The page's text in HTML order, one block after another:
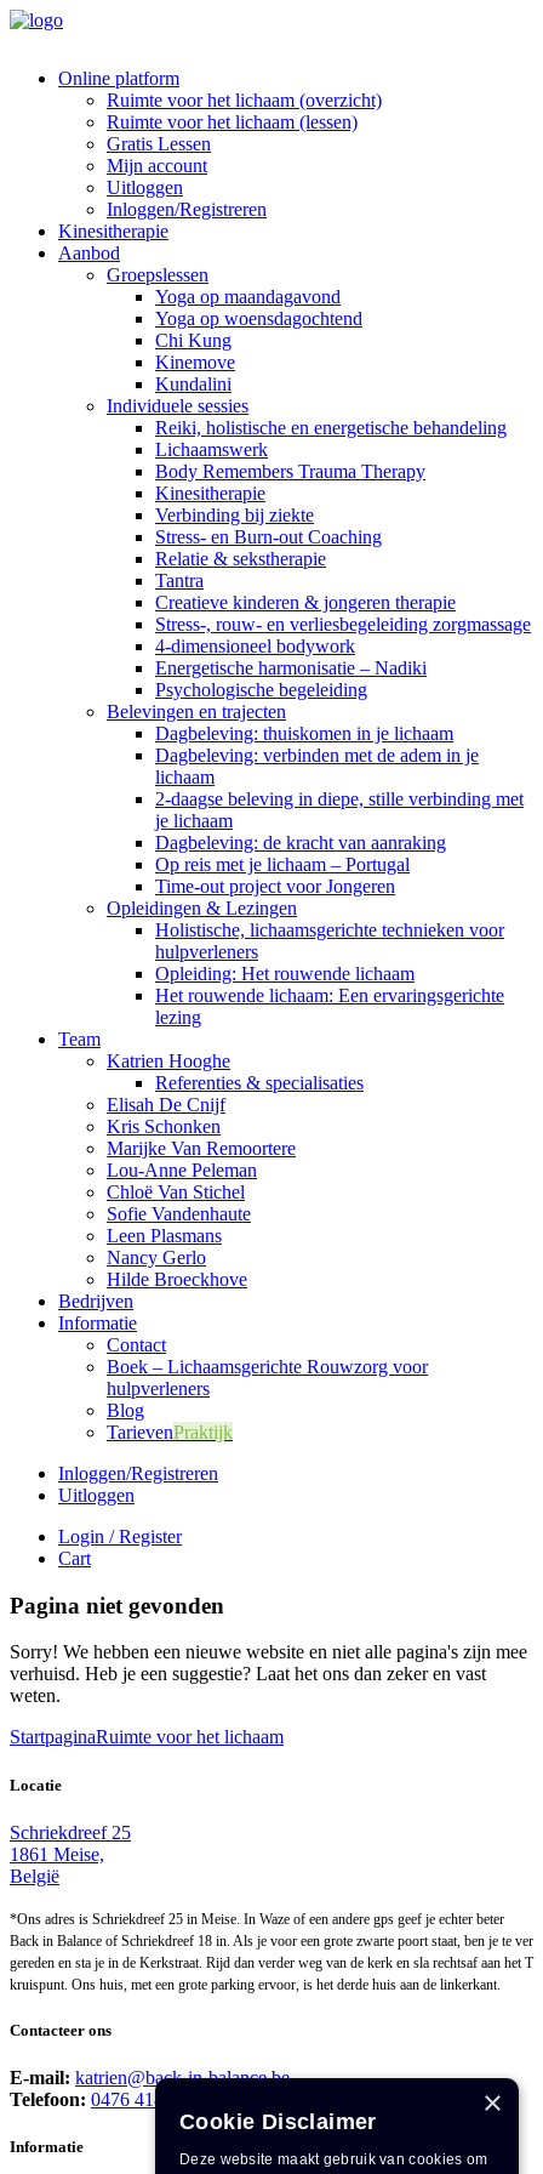
Online platform
Ruimte voor het lichaam (overzicht)
Ruimte voor het lichaam (lessen)
Gratis Lessen
Mijn account
Uitloggen
Inloggen/Registreren
Kinesitherapie
Aanbod
Groepslessen
Yoga op maandagavond
Yoga op woensdagochtend
Chi Kung
Kinemove
Kundalini
Individuele sessies
Reiki, holistische en energetische behandeling
Lichaamswerk
Body Remembers Trauma Therapy
Kinesitherapie
Verbinding bij ziekte
Stress- en Burn-out Coaching
Relatie & sekstherapie
Tantra
Creatieve kinderen & jongeren therapie
Stress-, rouw- en verliesbegeleiding zorgmassage
4-dimensioneel bodywork
Energetische harmonisatie – Nadiki
Psychologische begeleiding
Belevingen en trajecten
Dagbeleving: thuiskomen in je lichaam
Dagbeleving: verbinden met de adem in je
lichaam
2-daagse beleving in diepe, stille verbinding met
je lichaam
Dagbeleving: de kracht van aanraking
Op reis met je lichaam – Portugal
Time-out project voor Jongeren
Opleidingen & Lezingen
Holistische, lichaamsgerichte technieken voor
hulpverleners
Opleiding: Het rouwende lichaam
Het rouwende lichaam: Een ervaringsgerichte
lezing
Team
Katrien Hooghe
Referenties & specialisaties
Elisah De Cnijf
Kris Schonken
Marijke Van Remoortere
Lou-Anne Peleman
Chloë Van Stichel
Sofie Vandenhaute
Leen Plasmans
Nancy Gerlo
Hilde Broeckhove
Bedrijven
Informatie
Contact
Boek – Lichaamsgerichte Rouwzorg voor
hulpverleners
Blog
TarievenPraktijk
Inloggen/Registreren
Uitloggen
Login / Register
Cart
Pagina niet gevonden
Sorry! We hebben een nieuwe website en niet alle pagina's zijn mee
verhuisd. Heb je een suggestie? Laat het ons dan zeker en vast
weten.
StartpaginaRuimte voor het lichaam
Locatie
Schriekdreef 25
1861 Meise,
België
*Ons adres is Schriekdreef 25 in Meise. In Waze of een andere gps geef je echter beter
Back in Balance of Schriekdreef 18 in. Als je voor een grote zwarte poort staat, ben je te ver
gereden en sta je in de Kerkstraat. Rijd dan verder weg van de kerk en sla rechtsaf aan het T
kruispunt. Ons huis, met een grote parking ervoor, is het derde huis aan de linkerkant.
Contacteer ons
E-mail: katrien@back-in-balance.be
Telefoon: 0476 418 240
Informatie
×
Cookie Disclaimer
Deze website maakt gebruik van cookies om